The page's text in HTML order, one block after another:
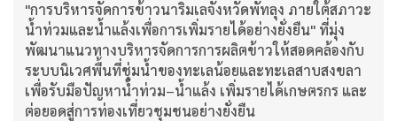
"การบริหารจัดการข้าวนาริมเลจังหวัดพัทลุง ภายใต้สภาวะ
น้ำท่วมและน้ำแล้งเพื่อการเพิ่มรายได้อย่างยั่งยืน" ที่มุ่ง
พัฒนาแนวทางบริหารจัดการการผลิตข้าวให้สอดคล้องกับ
ระบบนิเวศพื้นที่ชุ่มน้ำของทะเลน้อยและทะเลสาบสงขลา
เพื่อรับมือปัญหาน้ำท่วม–น้ำแล้ง เพิ่มรายได้เกษตรกร และ
ต่อยอดสู่การท่องเที่ยวชุมชนอย่างยั่งยืน